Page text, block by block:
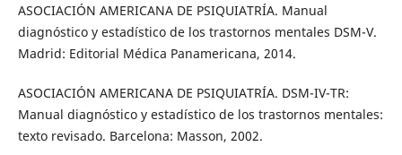
ASOCIACIÓN AMERICANA DE PSIQUIATRÍA. Manual
diagnóstico y estadístico de los trastornos mentales DSM-V.
Madrid: Editorial Médica Panamericana, 2014.
ASOCIACIÓN AMERICANA DE PSIQUIATRÍA. DSM-IV-TR:
Manual diagnóstico y estadístico de los trastornos mentales:
texto revisado. Barcelona: Masson, 2002.